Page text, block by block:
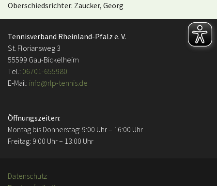
Oberschiedsrichter: Zaucker, Georg
Tennisverband Rheinland-Pfalz e. V.
St. Floriansweg 3
55599 Gau-Bickelheim
Tel.: 06701-655980
E-Mail: info@rlp-tennis.de
Öffnungszeiten:
Montag bis Donnerstag: 9:00 Uhr – 16:00 Uhr
Freitag: 9:00 Uhr – 13:00 Uhr
Datenschutz